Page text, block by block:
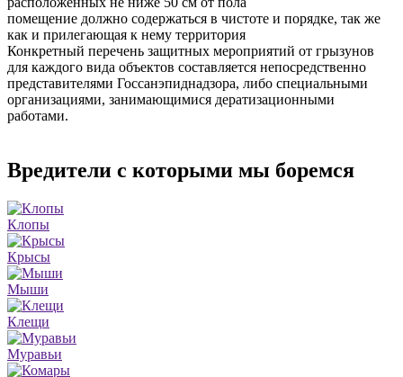
помещение должно содержаться в чистоте и порядке, так же
как и прилегающая к нему территория
Конкретный перечень защитных мероприятий от грызунов
для каждого вида объектов составляется непосредственно
представителями Госсанэпиднадзора, либо специальными
организациями, занимающимися дератизационными
работами.
Вредители с которыми мы боремся
Клопы
Крысы
Мыши
Клещи
Муравьи